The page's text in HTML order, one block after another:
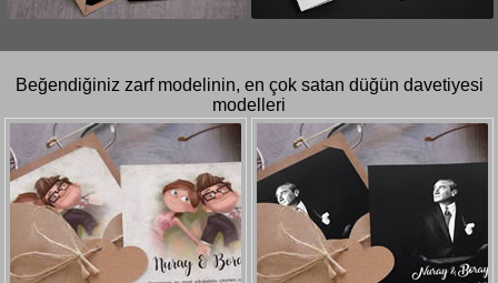
Beğendiğiniz zarf modelinin, en çok satan düğün davetiyesi
modelleri